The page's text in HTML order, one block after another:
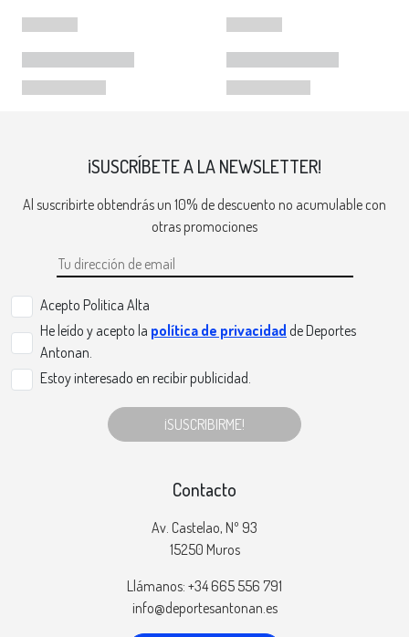
¡SUSCRÍBETE A LA NEWSLETTER!
Al suscribirte obtendrás un 10% de descuento no acumulable con
otras promociones
Acepto Politica Alta
He leído y acepto la política de privacidad de Deportes
Antonan.
Estoy interesado en recibir publicidad.
¡SUSCRIBIRME!
Contacto
Av. Castelao, Nº 93
15250 Muros
Llámanos: +34 665 556 791
info@deportesantonan.es